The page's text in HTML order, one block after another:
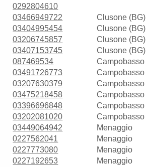
0292804610
03466949722
Clusone (BG)
03404995454
Clusone (BG)
03206745857
Clusone (BG)
03407153745
Clusone (BG)
087469534
Campobasso
03491726773
Campobasso
03207630379
Campobasso
03475218458
Campobasso
03396696848
Campobasso
03202081020
Campobasso
03449064942
Menaggio
0227562041
Menaggio
0227773080
Menaggio
0227192653
Menaggio